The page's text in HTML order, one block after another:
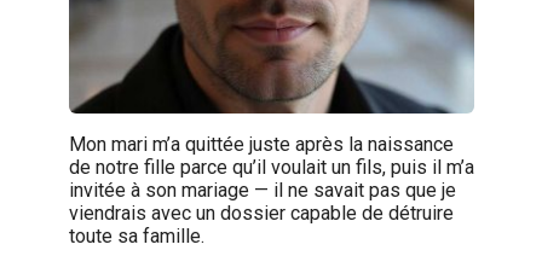
Mon mari m’a quittée juste après la naissance
de notre fille parce qu’il voulait un fils, puis il m’a
invitée à son mariage — il ne savait pas que je
viendrais avec un dossier capable de détruire
toute sa famille.